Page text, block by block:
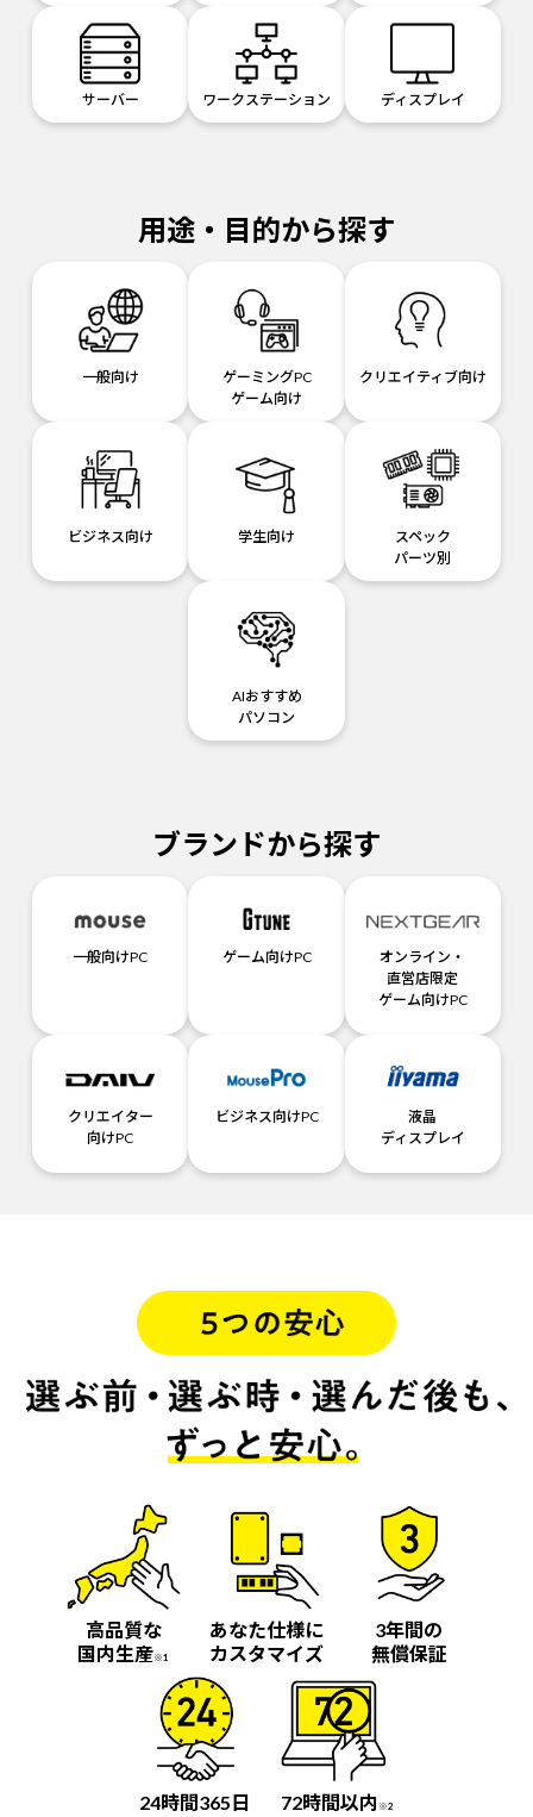
サーバー ワークステーション ディスプレイ
用途・目的から探す
一般向け
ゲーミングPC
ゲーム向け
クリエイティブ向け
ビジネス向け 学生向け
スペック
パーツ別
AIおすすめ
パソコン
ブランドから探す
一般向けPC ゲーム向けPC
オンライン・
直営店限定
ゲーム向けPC
クリエイター
向けPC
ビジネス向けPC
液晶
ディスプレイ
高品質な
国内生産※1
あなた仕様に
カスタマイズ
3年間の
無償保証
24時間365日
72時間以内 ※2